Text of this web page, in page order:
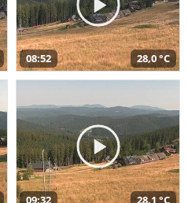
08:52 28,0 °C
09:32 28,1 °C